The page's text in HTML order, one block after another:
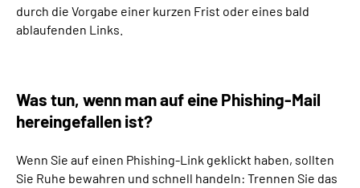
durch die Vorgabe einer kurzen Frist oder eines bald
ablaufenden Links.
Was tun, wenn man auf eine Phishing-Mail
hereingefallen ist?
Wenn Sie auf einen Phishing-Link geklickt haben, sollten
Sie Ruhe bewahren und schnell handeln: Trennen Sie das